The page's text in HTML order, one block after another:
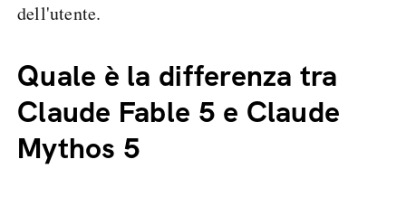
dell'utente.
Quale è la differenza tra
Claude Fable 5 e Claude
Mythos 5